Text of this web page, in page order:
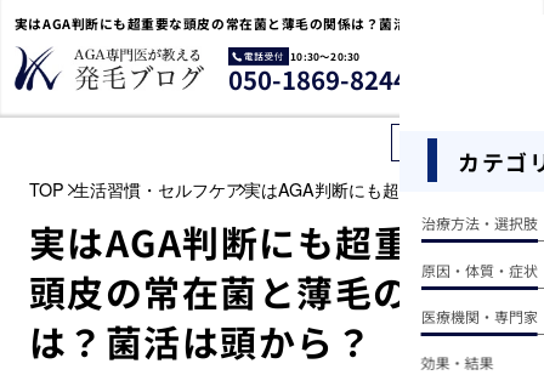
実はAGA判断にも超重要な頭皮の常在菌と薄毛の関係は？菌活は頭から？
電
話
受
10:30〜20:30
050-1869-8244
カテゴ
治療方法・選択肢
原因・体質・症状
医療機関・専門家
効果・結果
記事を探す
TOP 生活習慣・セルフケア実はAGA判断にも超重要な頭皮の常
実はAGA判断にも超重要な
頭皮の常在菌と薄毛の関係
は？菌活は頭から？